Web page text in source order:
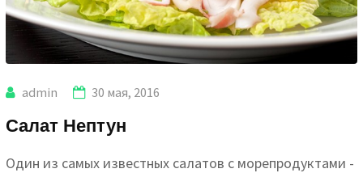
admin 30 мая, 2016
Салат Нептун
Один из самых известных салатов с морепродуктами -